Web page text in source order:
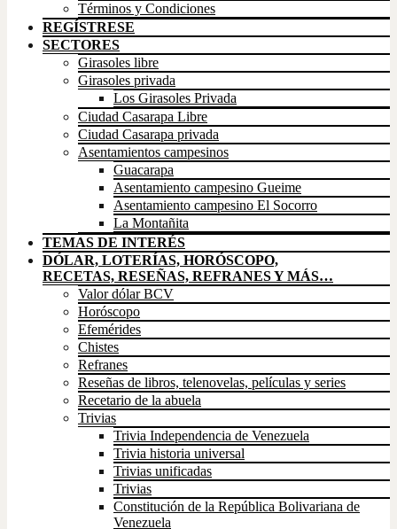
Términos y Condiciones
REGÍSTRESE
SECTORES
Girasoles libre
Girasoles privada
Los Girasoles Privada
Ciudad Casarapa Libre
Ciudad Casarapa privada
Asentamientos campesinos
Guacarapa
Asentamiento campesino Gueime
Asentamiento campesino El Socorro
La Montañita
TEMAS DE INTERÉS
DÓLAR, LOTERÍAS, HORÓSCOPO,
RECETAS, RESEÑAS, REFRANES Y MÁS…
Valor dólar BCV
Horóscopo
Efemérides
Chistes
Refranes
Reseñas de libros, telenovelas, películas y series
Recetario de la abuela
Trivias
Trivia Independencia de Venezuela
Trivia historia universal
Trivias unificadas
Trivias
Constitución de la República Bolivariana de
Venezuela